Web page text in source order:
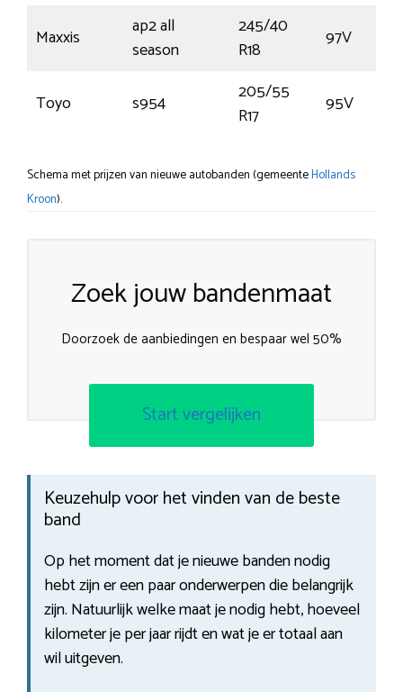
Maxxis
ap2 all
season
245/40
R18
97V
Toyo s954
205/55
R17
95V
Schema met prijzen van nieuwe autobanden (gemeenteHollands
Kroon).
Zoek jouw bandenmaat
Doorzoek de aanbiedingen en bespaar wel 50%
Start vergelijken
Keuzehulp voor het vinden van de beste
band
Op het moment dat je nieuwe banden nodig
hebt zijn er een paar onderwerpen die belangrijk
zijn. Natuurlijk welke maat je nodig hebt, hoeveel
kilometer je per jaar rijdt en wat je er totaal aan
wil uitgeven.